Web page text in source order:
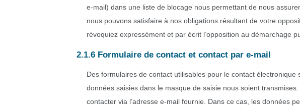
e-mail) dans une liste de blocage nous permettant de nous
nous pouvons satisfaire à nos obligations résultant de votre
révoquiez expressément et par écrit l’opposition au démarchage
2.1.6 Formulaire de contact et contact par e-mail
Des formulaires de contact utilisables pour le contact
données saisies dans le masque de saisie nous soient
contacter via l’adresse e-mail fournie. Dans ce cas, les données